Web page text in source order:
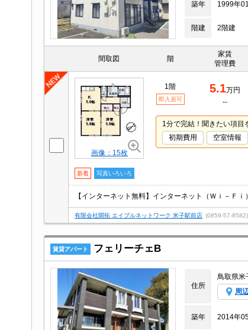
築年
1999年
階建 2階建
間取図 階
家賃
管理費
画像：15枚
1階
即入居可
5.1万円
--
1分で完結！聞きたい項目
初期費用
空室情報
新着 写真いろいろ
有限会社開拓 エイブルネットワーク 米子駅前店 (0859-57-8582)
賃貸アパート フェリーチェB
住所
鳥取県米
周
築年
2014年